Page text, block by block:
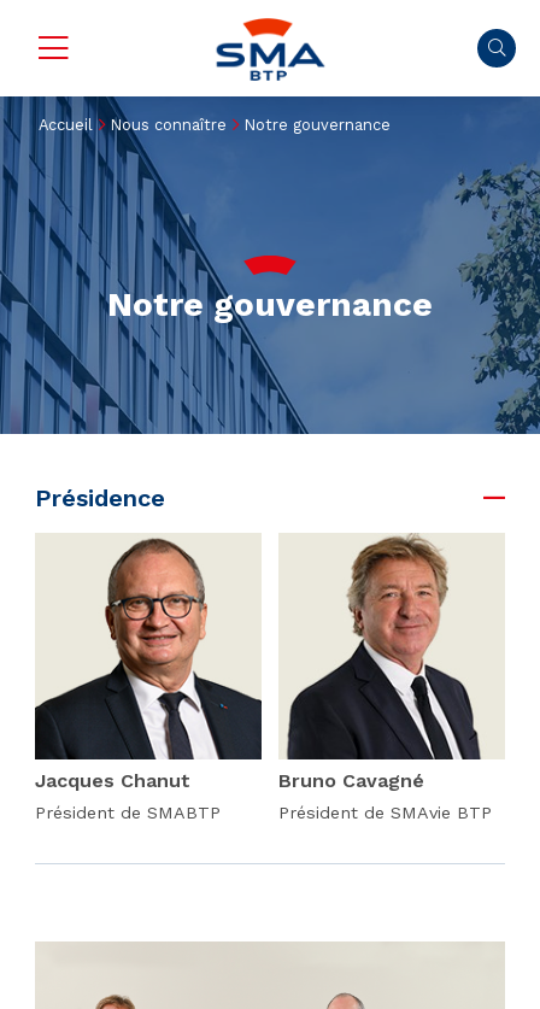
Accueil Nous connaître Notre gouvernance
Notre gouvernance
Présidence
Jacques Chanut
Président de SMABTP
Bruno Cavagné
Président de SMAvie BTP